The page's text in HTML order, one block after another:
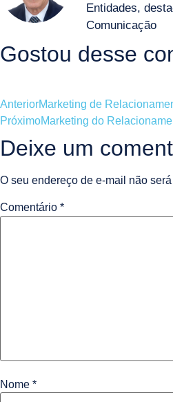
Entidades,
Comunicação
Gostou desse
AnteriorMarketing de
PróximoMarketing do
Deixe um
O seu endereço de e-mail não
Comentário *
Nome *